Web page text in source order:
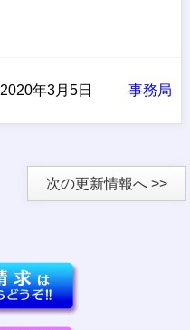
事務局
2020年3月5日
次の更新情報へ >>